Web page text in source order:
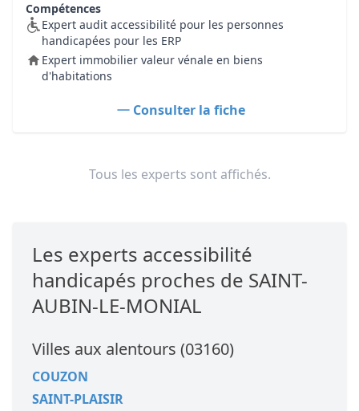
Compétences
Expert audit accessibilité pour les personnes
handicapées pour les ERP
Expert immobilier valeur vénale en biens
d'habitations
Consulter la fiche
Tous les experts sont affichés.
Les experts accessibilité
handicapés proches de SAINT-
AUBIN-LE-MONIAL
Villes aux alentours (03160)
COUZON
SAINT-PLAISIR